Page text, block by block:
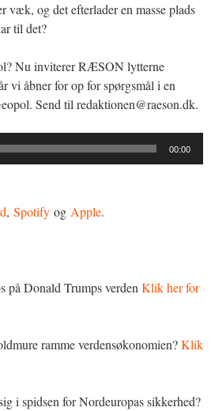
væk, og det efterlader en masse plads
til det?
Nu inviterer RÆSON lytterne
vi åbner for op for spørgsmål i en
Send til redaktionen@raeson.dk.
00:00
, Spotify og Apple.
på Donald Trumps verden Klik her for
ramme verdensøkonomien?Klik
i spidsen for Nordeuropas sikkerhed?